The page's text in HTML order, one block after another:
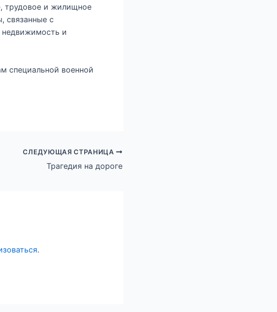
трудовое и жилищное
связанные с
недвижимость и
специальной военной
СЛЕДУЮЩАЯ СТРАНИЦА
Трагедия на дороге
.